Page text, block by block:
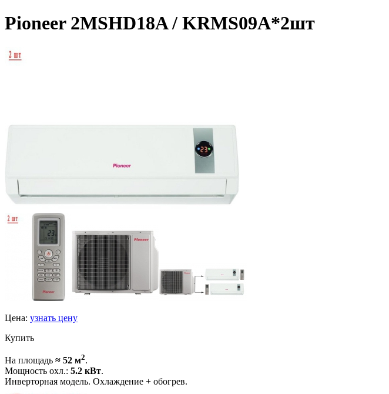
Pioneer 2MSHD18A / KRMS09A*2шт
Цена: узнать цену
Купить
На площадь ≈ 52 м2.
Мощность охл.: 5.2 кВт.
Инверторная модель. Охлаждение + обогрев.